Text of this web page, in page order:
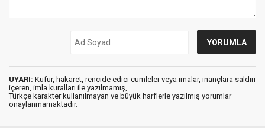
UYARI: Küfür, hakaret, rencide edici cümleler veya imalar, inançlara saldırı
içeren, imla kuralları ile yazılmamış,
Türkçe karakter kullanılmayan ve büyük harflerle yazılmış yorumlar
onaylanmamaktadır.